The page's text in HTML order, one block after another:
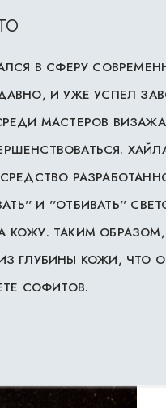
В СФЕРУ
И УЖЕ УСПЕЛ
МАСТЕРОВ
И ''ОТБИВАТЬ''
ТАКИМ ОБРАЗОМ,
ГЛУБИНЫ КОЖИ, ЧТО
СОФИТОВ.